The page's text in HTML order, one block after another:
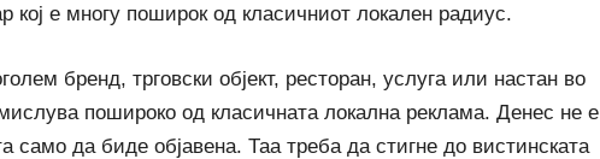
кој е многу поширок од класичниот локален радиус.
бренд, трговски објект, ресторан, услуга или настан во
пошироко од класичната локална реклама. Денес не е
само да биде објавена. Таа треба да стигне до вистинската